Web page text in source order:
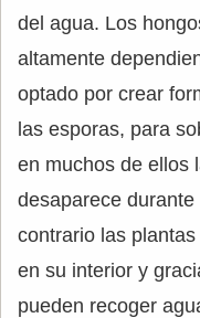
del agua. Los
altamente
optado por crear
las esporas, para
en muchos de ellos
desaparece
contrario las
en su interior y
pueden recoger